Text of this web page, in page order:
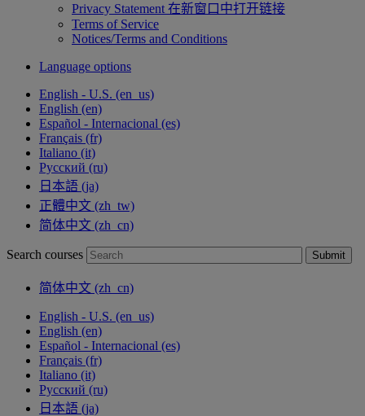
Privacy Statement 在新窗口中打开链接
Terms of Service
Notices/Terms and Conditions
Language options
English - U.S. ‎(en_us)‎
English ‎(en)‎
Español - Internacional ‎(es)‎
Français ‎(fr)‎
Italiano ‎(it)‎
Русский ‎(ru)‎
日本語 ‎(ja)‎
正體中文 ‎(zh_tw)‎
简体中文 ‎(zh_cn)‎
Search courses Submit
简体中文 ‎(zh_cn)‎
English - U.S. ‎(en_us)‎
English ‎(en)‎
Español - Internacional ‎(es)‎
Français ‎(fr)‎
Italiano ‎(it)‎
Русский ‎(ru)‎
日本語 ‎(ja)‎